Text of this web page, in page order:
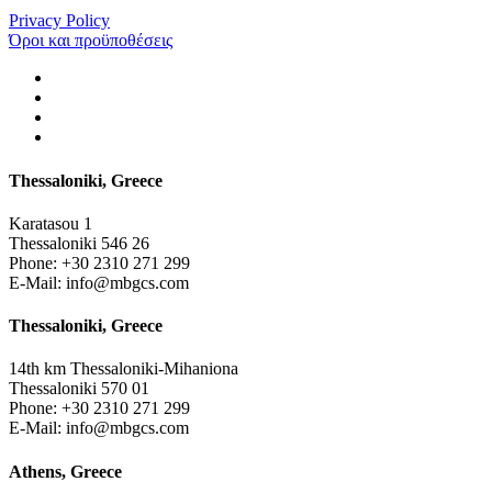
Privacy Policy
Όροι και προϋποθέσεις
Thessaloniki, Greece
Karatasou 1
Thessaloniki 546 26
Phone: +30 2310 271 299
E-Mail: info@mbgcs.com
Thessaloniki, Greece
14th km Thessaloniki-Mihaniona
Thessaloniki 570 01
Phone: +30 2310 271 299
E-Mail: info@mbgcs.com
Athens, Greece